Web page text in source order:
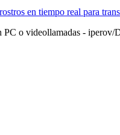
en tiempo real para
PC o videollamadas - iperov/